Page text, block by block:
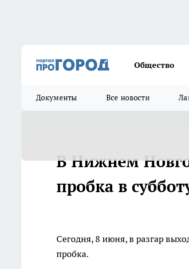
Общество
Документы Все новости
В Нижнем
пробка в
Сегодня, 8 июня, в разгар
пробка.